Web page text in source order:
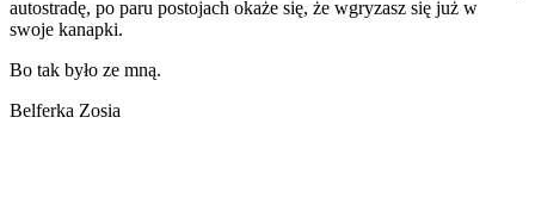
autostradę, po paru postojach okaże się, że wgryzasz się już w
swoje kanapki.
Bo tak było ze mną.
Belferka Zosia